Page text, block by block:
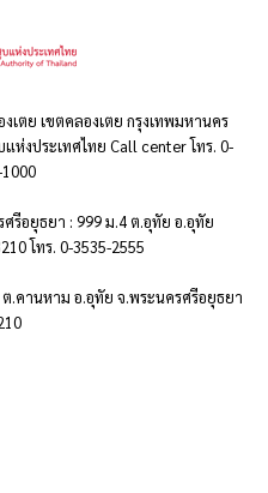
เตย เขตคลองเตย กรุงเทพมหานคร
ห่งประเทศไทย Call center โทร. 0-
รีอยุธยา : 999 ม.4 ต.อุทัย อ.อุทัย
โทร. 0-3535-2555
.คานหาม อ.อุทัย จ.พระนครศรีอยุธยา